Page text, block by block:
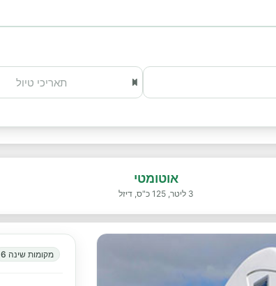
אוטומטי
3 ליטר, 125 כ"ס, דיזל
מקומות שינה 6